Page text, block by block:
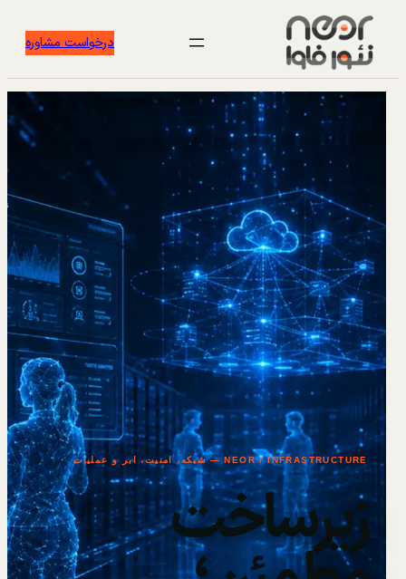
درخواست مشاوره
NEOR / INFRASTRUCTURE — شبکه، امنیت، ابر و عملیات
زیرساخت